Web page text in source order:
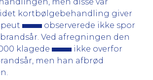
kortbølgebehandling giver
observerede ikke spor
Ved afregningen den
klagede
ikke overfor
men han afbrød